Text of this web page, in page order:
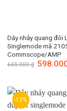
Dây nhảy quang đôi
Singlemode mã
Commscope/AMP
645.000₫ Giá
gốc
-13%